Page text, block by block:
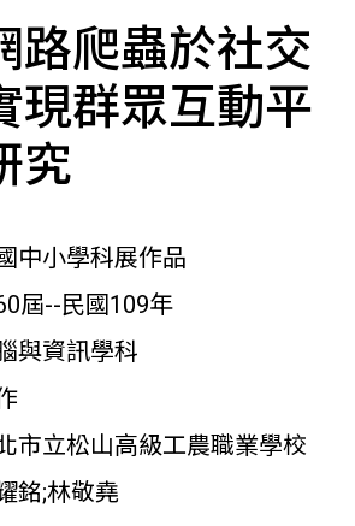
路爬蟲於社交
現群眾互動平
究
中小學科展作品
屆--民國109年
與資訊學科
市立松山高級工農職業學校
銘;林敬堯